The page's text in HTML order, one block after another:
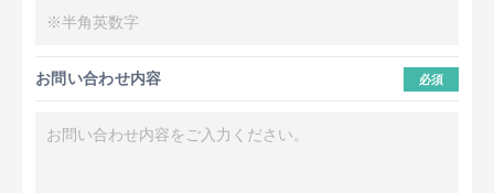
お問い合わせ内容 必須